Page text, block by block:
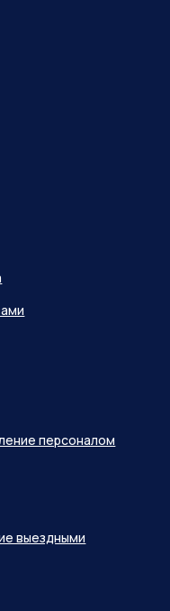
выездными
персоналом